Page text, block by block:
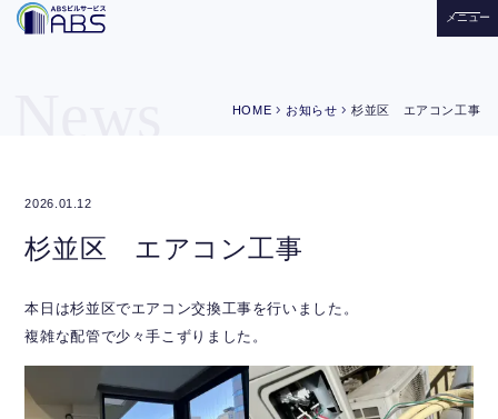
メニュー
HOME chevron_right お知らせ chevron_right杉並区 エアコン工事
2026.01.12
杉並区 エアコン工事
本日は杉並区でエアコン交換工事を行いました。
複雑な配管で少々手こずりました。